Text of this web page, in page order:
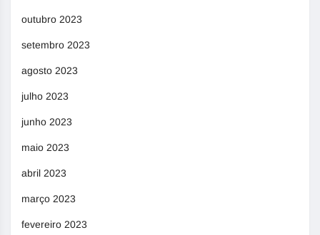
outubro 2023
setembro 2023
agosto 2023
julho 2023
junho 2023
maio 2023
abril 2023
março 2023
fevereiro 2023